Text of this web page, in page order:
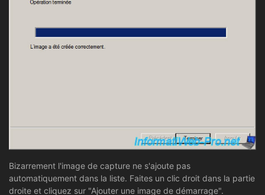
Bizarrement l'image de capture ne s'ajoute pas
automatiquement dans la liste. Faites un clic droit dans la partie
droite et cliquez sur "Ajouter une image de démarrage".